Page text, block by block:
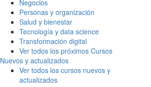
Negocios
Personas y organización
Salud y bienestar
Tecnología y data science
Transformación digital
Ver todos los próximos Cursos
Nuevos y actualizados
Ver todos los cursos nuevos y
actualizados